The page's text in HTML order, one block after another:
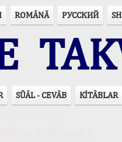
ROMÂNĂ РУССКИЙ
SÜÂL - CEVÂB KİTÂBLAR